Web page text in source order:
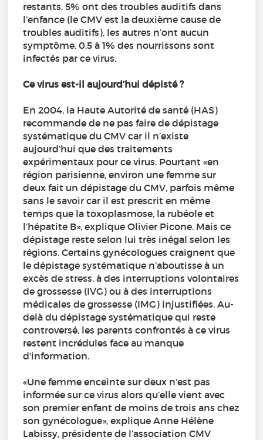
restants, 5% ont des troubles auditifs dans
l’enfance (le CMV est la deuxième cause de
troubles auditifs), les autres n’ont aucun
symptôme. 0,5 à 1% des nourrissons sont
infectés par ce virus.
Ce virus est-il aujourd’hui dépisté ?
En 2004, la Haute Autorité de santé (HAS)
recommande de ne pas faire de dépistage
systématique du CMV car il n’existe
aujourd’hui que des traitements
expérimentaux pour ce virus. Pourtant «en
région parisienne, environ une femme sur
deux fait un dépistage du CMV, parfois même
sans le savoir car il est prescrit en même
temps que la toxoplasmose, la rubéole et
l’hépatite B», explique Olivier Picone. Mais ce
dépistage reste selon lui très inégal selon les
régions. Certains gynécologues craignent que
le dépistage systématique n’aboutisse à un
excès de stress, à des interruptions volontaires
de grossesse (IVG) ou à des interruptions
médicales de grossesse (IMG) injustifiées. Au-
delà du dépistage systématique qui reste
controversé, les parents confrontés à ce virus
restent incrédules face au manque
d’information.
«Une femme enceinte sur deux n’est pas
informée sur ce virus alors qu’elle vient avec
son premier enfant de moins de trois ans chez
son gynécologue», explique Anne Hélène
Labissy, présidente de l’association CMV